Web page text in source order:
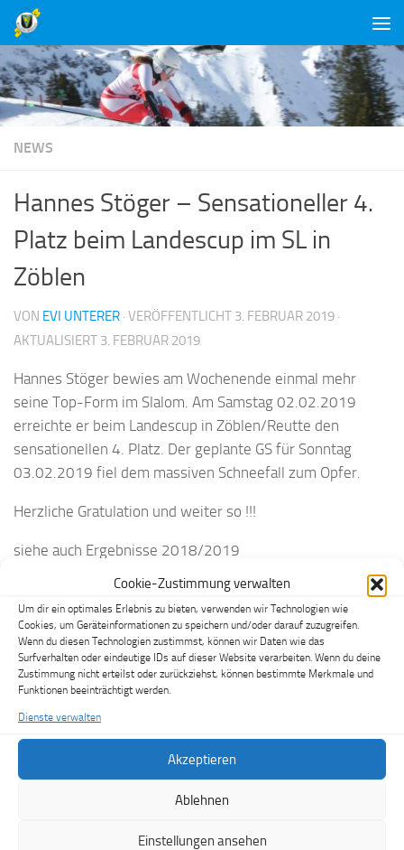
Cookie-Zustimmung verwalten
Um dir ein optimales Erlebnis zu bieten, verwenden wir Technologien wie
Cookies, um Geräteinformationen zu speichern und/oder darauf zuzugreifen.
Wenn du diesen Technologien zustimmst, können wir Daten wie das
Surfverhalten oder eindeutige IDs auf dieser Website verarbeiten. Wenn du deine
Zustimmung nicht erteilst oder zurückziehst, können bestimmte Merkmale und
Funktionen beeinträchtigt werden.
Dienste verwalten
Akzeptieren
Ablehnen
Einstellungen ansehen
Unter dem Inhalt
NEWS
Hannes Stöger – Sensationeller 4.
Platz beim Landescup im SL in
Zöblen
VON EVI UNTERER · VERÖFFENTLICHT 3. FEBRUAR 2019 ·
AKTUALISIERT 3. FEBRUAR 2019
Hannes Stöger bewies am Wochenende einmal mehr
seine Top-Form im Slalom. Am Samstag 02.02.2019
erreichte er beim Landescup in Zöblen/Reutte den
sensationellen 4. Platz. Der geplante GS für Sonntag
03.02.2019 fiel dem massiven Schneefall zum Opfer.
Herzliche Gratulation und weiter so !!!
siehe auch Ergebnisse 2018/2019